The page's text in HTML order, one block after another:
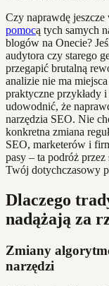
Czy naprawdę
pomocą tych samych
blogów na Onecie?
audytora czy starego
przegapić brutalną
analizie nie ma
praktyczne przykłady
udowodnić, że
narzędzia SEO. Nie
konkretna zmiana
SEO, marketerów i
pasy – ta podróż
Twój dotychczasowy
Dlaczego
nadążają za
Zmiany
narzędzi